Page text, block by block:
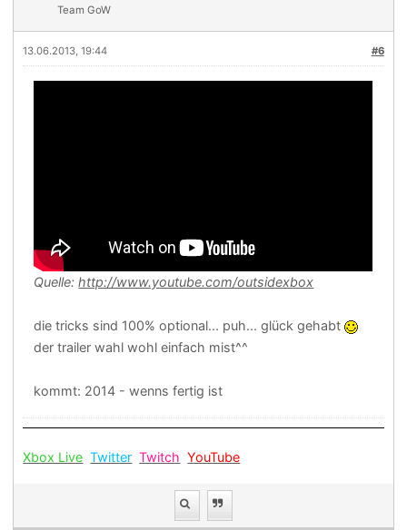
Team GoW
#6
13.06.2013, 19:44
Quelle:http://www.youtube.com/outsidexbox
die tricks sind 100% optional... puh... glück gehabt
der trailer wahl wohl einfach mist^^
kommt: 2014 - wenns fertig ist
Xbox Live Twitter Twitch YouTube